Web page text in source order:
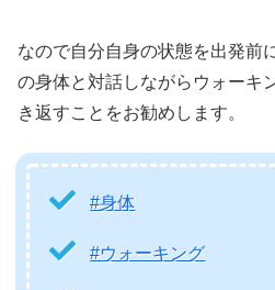
なので自分自身の状態を出発前
の身体と対話しながらウォーキ
き返すことをお勧めします。
#身体
#ウォーキング